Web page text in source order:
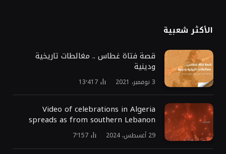
الأكثر شعبية
قصة فتاة غطاس .. مغالطات تاريخية
ودينية
3 نوفمبر، 2021 13٬417
Video of celebrations in Algeria
spreads as from southern Lebanon
29 أغسطس، 2024 7٬157